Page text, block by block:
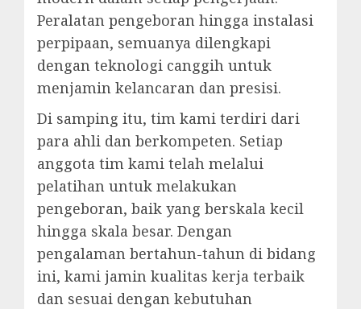
Peralatan pengeboran hingga instalasi
perpipaan, semuanya dilengkapi
dengan teknologi canggih untuk
menjamin kelancaran dan presisi.
Di samping itu, tim kami terdiri dari
para ahli dan berkompeten. Setiap
anggota tim kami telah melalui
pelatihan untuk melakukan
pengeboran, baik yang berskala kecil
hingga skala besar. Dengan
pengalaman bertahun-tahun di bidang
ini, kami jamin kualitas kerja terbaik
dan sesuai dengan kebutuhan